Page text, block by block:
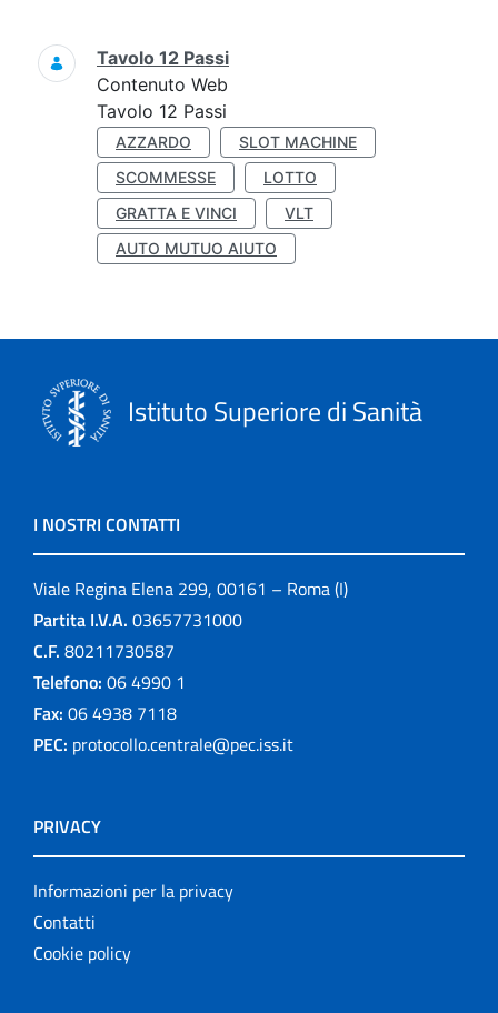
Ricerca
Tavolo 12 Passi
Contenuto Web
Tavolo 12 Passi
AZZARDO
SLOT MACHINE
SCOMMESSE
LOTTO
GRATTA E VINCI
VLT
AUTO MUTUO AIUTO
Istituto Superiore di Sanità
I NOSTRI CONTATTI
Viale Regina Elena 299, 00161 – Roma (I)
Partita I.V.A. 03657731000
C.F. 80211730587
Telefono: 06 4990 1
Fax: 06 4938 7118
PEC: protocollo.centrale@pec.iss.it
PRIVACY
Informazioni per la privacy
Contatti
Cookie policy